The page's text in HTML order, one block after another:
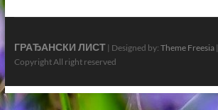
ГРАЂАНСКИ ЛИСТ| Designed by: Theme Freesia|
Copyright All right reserved